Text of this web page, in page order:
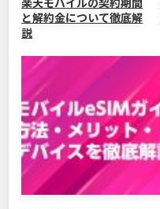
と解約金について徹底解
説